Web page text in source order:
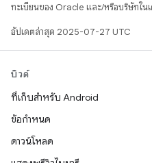
ทะเบียนของ Oracle และ/หรือบริษัทในเ
อัปเดตล่าสุด 2025-07-27 UTC
บิวด์
ที่เก็บสำหรับ Android
ข้อกำหนด
ดาวน์โหลด